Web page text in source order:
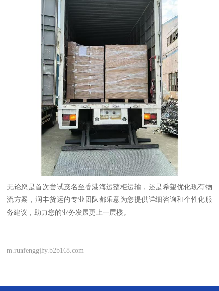
无论您是首次尝试茂名至香港海运整柜运输，还是希望优化现有物
流方案，润丰货运的专业团队都乐意为您提供详细咨询和个性化服
务建议，助力您的业务发展更上一层楼。
m.runfenggjhy.b2b168.com